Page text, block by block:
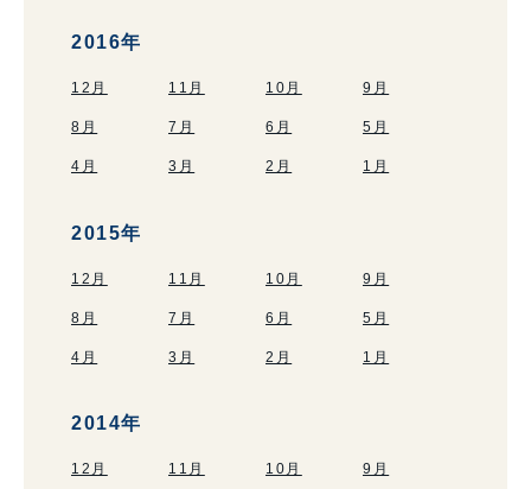
2016年
12月 11月 10月 9月
8月 7月 6月 5月
4月 3月 2月 1月
2015年
12月 11月 10月 9月
8月 7月 6月 5月
4月 3月 2月 1月
2014年
12月 11月 10月 9月